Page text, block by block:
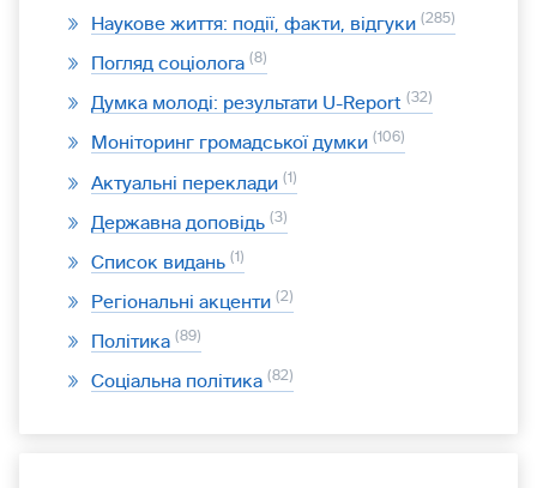
Наукове життя: події, факти, відгуки 285
Погляд соціолога 8
Думка молоді: результати U-Report 32
Моніторинг громадської думки 106
Актуальні переклади 1
Державна доповідь 3
Список видань 1
Регіональні акценти 2
Політика 89
Соціальна політика 82